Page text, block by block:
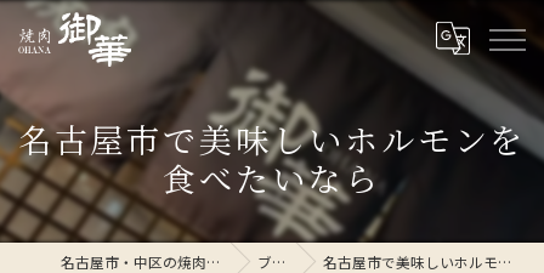
名古屋市で美味しいホルモンを
食べたいなら
名古屋市・中区の焼肉なら焼肉 御華 ブログ 名古屋市で美味しいホルモンを食べたいなら